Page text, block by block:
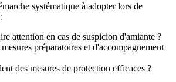
systématique à adopter lors de
attention en cas de suspicion d'amiante ?
préparatoires et d'accompagnement
des mesures de protection efficaces ?